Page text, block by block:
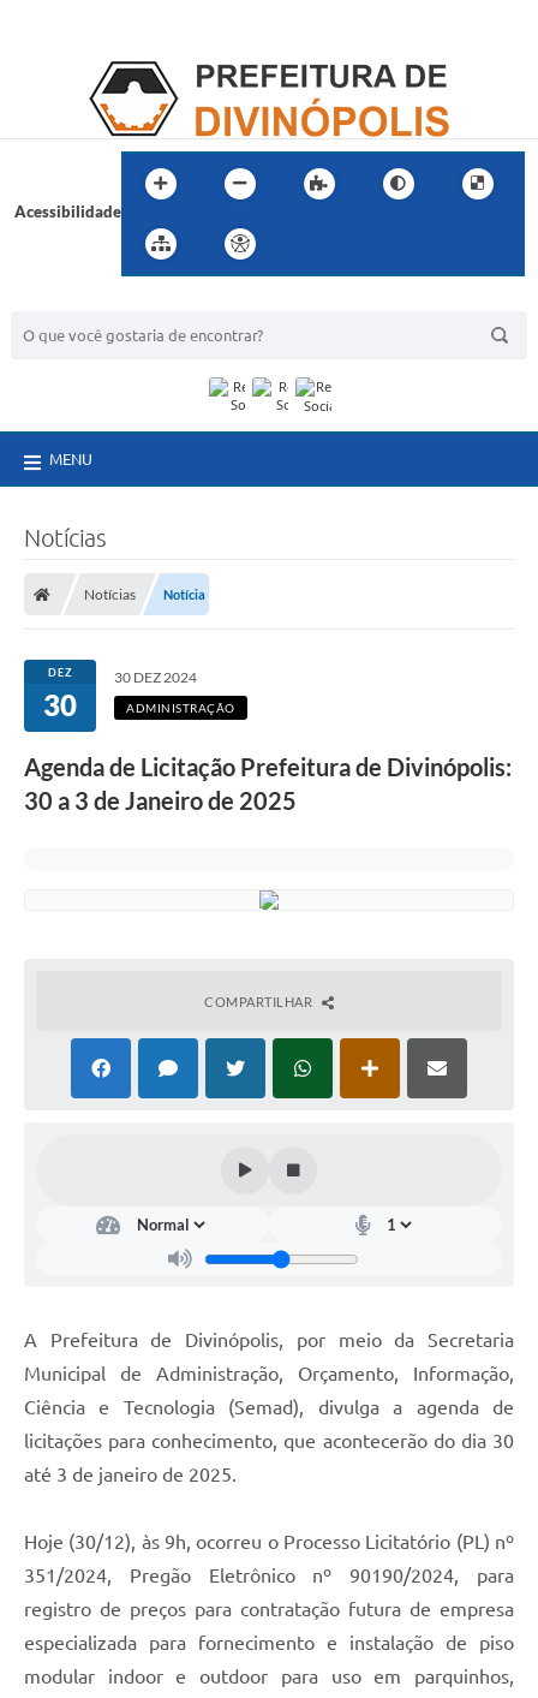
Acessibilidade
MENU
Notícias
Notícias Notícia
DEZ
30
30 DEZ 2024
ADMINISTRAÇÃO
Agenda de Licitação Prefeitura de Divinópolis:
30 a 3 de Janeiro de 2025
COMPARTILHAR
A Prefeitura de Divinópolis, por meio da Secretaria
Municipal de Administração, Orçamento, Informação,
Ciência e Tecnologia (Semad), divulga a agenda de
licitações para conhecimento, que acontecerão do dia 30
até 3 de janeiro de 2025.
Hoje (30/12), às 9h, ocorreu o Processo Licitatório (PL) nº
351/2024, Pregão Eletrônico nº 90190/2024, para
registro de preços para contratação futura de empresa
especializada para fornecimento e instalação de piso
modular indoor e outdoor para uso em parquinhos,